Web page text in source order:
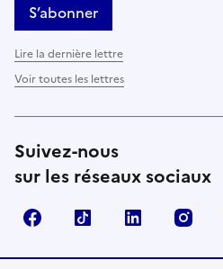
S’abonner
Lire la dernière lettre
Voir toutes les lettres
Suivez-nous
sur les réseaux sociaux
FacebookTikTok LinkedIn